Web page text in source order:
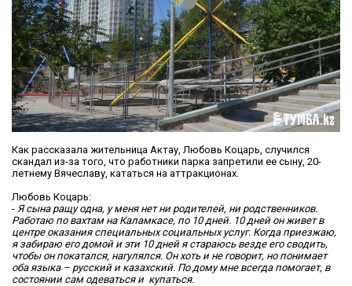
Как рассказала жительница Актау, Любовь Коцарь, случился
скандал из-за того, что работники парка запретили ее сыну, 20-
летнему Вячеславу, кататься на аттракционах.
Любовь Коцарь:
- Я сына ращу одна, у меня нет ни родителей, ни родственников.
Работаю по вахтам на Каламкасе, по 10 дней. 10 дней он живет в
центре оказания специальных социальных услуг. Когда приезжаю,
я забираю его домой и эти 10 дней я стараюсь везде его сводить,
чтобы он покатался, нагулялся. Он хоть и не говорит, но понимает
оба языка – русский и казахский. По дому мне всегда помогает, в
состоянии сам одеваться и купаться.